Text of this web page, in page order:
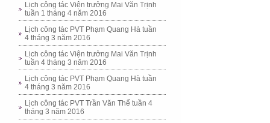
Lịch công tác Viện trưởng Mai Văn Trịnh
tuần 1 tháng 4 năm 2016
Lịch công tác PVT Phạm Quang Hà tuần
4 tháng 3 năm 2016
Lịch công tác Viện trưởng Mai Văn Trịnh
tuần 4 tháng 3 năm 2016
Lịch công tác PVT Phạm Quang Hà tuần
4 tháng 3 năm 2016
Lịch công tác PVT Trần Văn Thể tuần 4
tháng 3 năm 2016